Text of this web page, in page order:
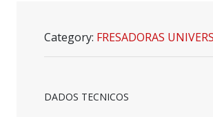
Category: FRESADORAS
DADOS TECNICOS